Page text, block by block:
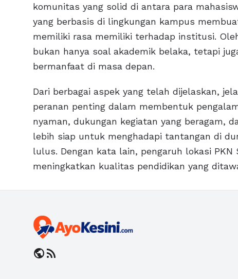
komunitas yang solid di antara para
yang berbasis di lingkungan kampus
memiliki rasa memiliki terhadap institusi.
bukan hanya soal akademik belaka, tetapi
bermanfaat di masa depan.
Dari berbagai aspek yang telah dijelaskan,
peranan penting dalam membentuk
nyaman, dukungan kegiatan yang beragam,
lebih siap untuk menghadapi tantangan di
lulus. Dengan kata lain, pengaruh lokasi
meningkatkan kualitas pendidikan yang
publicrss_feed